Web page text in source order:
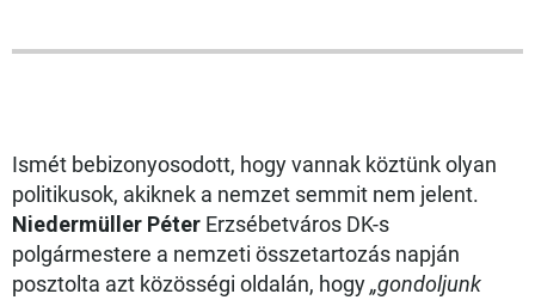
Ismét bebizonyosodott, hogy vannak köztünk olyan
politikusok, akiknek a nemzet semmit nem jelent.
Niedermüller Péter Erzsébetváros DK-s
polgármestere a nemzeti összetartozás napján
posztolta azt közösségi oldalán, hogy„gondoljunk